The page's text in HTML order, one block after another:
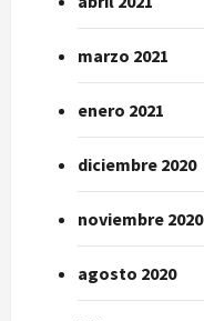
marzo 2021
enero 2021
diciembre 2020
noviembre 2020
agosto 2020